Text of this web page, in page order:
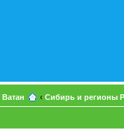
‹ Сибирь и регионы